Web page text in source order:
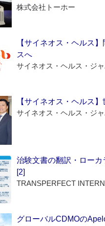
株式会社トーホー
【サイネオス・ヘルス
スへ
サイネオス・ヘルス・ジ
【サイネオス・ヘルス
サイネオス・ヘルス・ジ
治験文書の翻訳・ロー
[2]
TRANSPERFECT
グローバルCDMOの